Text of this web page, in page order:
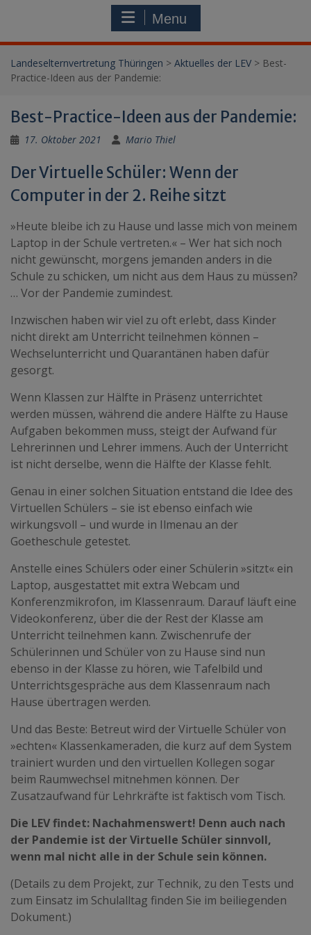
Menu
Landeselternvertretung Thüringen > Aktuelles der LEV > Best-
Practice-Ideen aus der Pandemie:
Best-Practice-Ideen aus der Pandemie:
17. Oktober 2021 Mario Thiel
Der Virtuelle Schüler: Wenn der
Computer in der 2. Reihe sitzt
»Heute bleibe ich zu Hause und lasse mich von meinem
Laptop in der Schule vertreten.« – Wer hat sich noch
nicht gewünscht, morgens jemanden anders in die
Schule zu schicken, um nicht aus dem Haus zu müssen?
… Vor der Pandemie zumindest.
Inzwischen haben wir viel zu oft erlebt, dass Kinder
nicht direkt am Unterricht teilnehmen können –
Wechselunterricht und Quarantänen haben dafür
gesorgt.
Wenn Klassen zur Hälfte in Präsenz unterrichtet
werden müssen, während die andere Hälfte zu Hause
Aufgaben bekommen muss, steigt der Aufwand für
Lehrerinnen und Lehrer immens. Auch der Unterricht
ist nicht derselbe, wenn die Hälfte der Klasse fehlt.
Genau in einer solchen Situation entstand die Idee des
Virtuellen Schülers – sie ist ebenso einfach wie
wirkungsvoll – und wurde in Ilmenau an der
Goetheschule getestet.
Anstelle eines Schülers oder einer Schülerin »sitzt« ein
Laptop, ausgestattet mit extra Webcam und
Konferenzmikrofon, im Klassenraum. Darauf läuft eine
Videokonferenz, über die der Rest der Klasse am
Unterricht teilnehmen kann. Zwischenrufe der
Schülerinnen und Schüler von zu Hause sind nun
ebenso in der Klasse zu hören, wie Tafelbild und
Unterrichtsgespräche aus dem Klassenraum nach
Hause übertragen werden.
Und das Beste: Betreut wird der Virtuelle Schüler von
»echten« Klassenkameraden, die kurz auf dem System
trainiert wurden und den virtuellen Kollegen sogar
beim Raumwechsel mitnehmen können. Der
Zusatzaufwand für Lehrkräfte ist faktisch vom Tisch.
Die LEV findet: Nachahmenswert! Denn auch nach
der Pandemie ist der Virtuelle Schüler sinnvoll,
wenn mal nicht alle in der Schule sein können.
(Details zu dem Projekt, zur Technik, zu den Tests und
zum Einsatz im Schulalltag finden Sie im beiliegenden
Dokument.)